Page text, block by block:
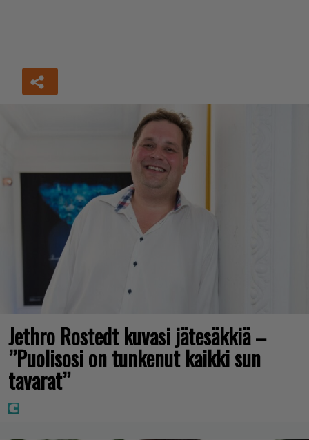
Jethro Rostedt kuvasi jätesäkkiä –
”Puolisosi on tunkenut kaikki sun
tavarat”